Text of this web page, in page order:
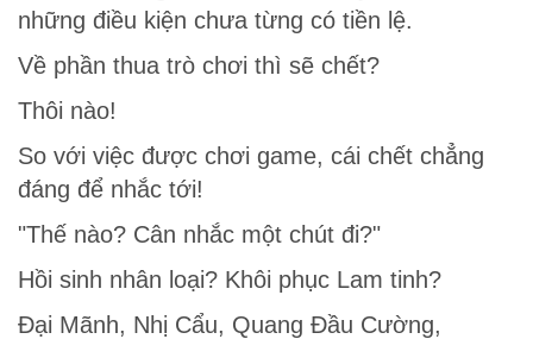
những điều kiện chưa từng có tiền lệ.
Về phần thua trò chơi thì sẽ chết?
Thôi nào!
So với việc được chơi game, cái chết chẳng
đáng để nhắc tới!
"Thế nào? Cân nhắc một chút đi?"
Hồi sinh nhân loại? Khôi phục Lam tinh?
Đại Mãnh, Nhị Cẩu, Quang Đầu Cường,